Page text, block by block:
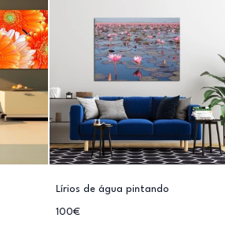
Lírios de água pintando
100€